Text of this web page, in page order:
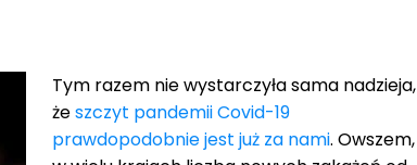
Tym razem nie wystarczyła sama nadzieja,
żeszczyt pandemii Covid-19
prawdopodobnie jest już za nami. Owszem,